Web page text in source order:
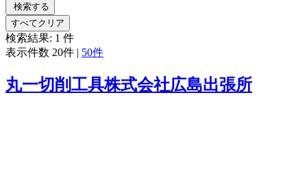
検索する
すべてクリア
検索結果: 1 件
表示件数 20件 | 50件
丸一切削工具株式会社広島出張所